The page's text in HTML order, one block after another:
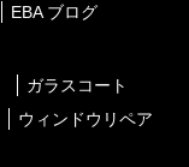
EBA ブログ
ガラスコート
ウィンドウリペア